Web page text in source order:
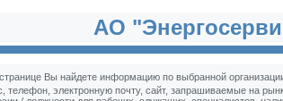
АО
Вы найдете информацию по выбранной
телефон, электронную почту, сайт, запрашиваемые на